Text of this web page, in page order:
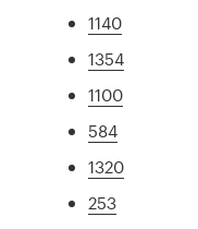
1140
1354
1100
584
1320
253